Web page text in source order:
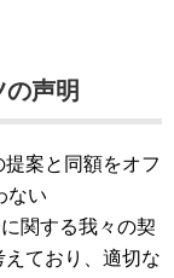
声明
案と同額をオフ
ない
関する我々の契
ており、適切な